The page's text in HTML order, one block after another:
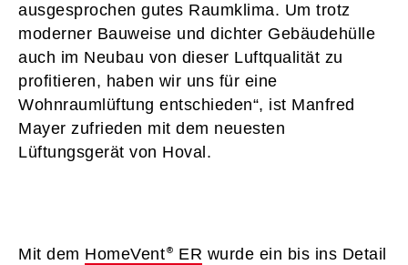
ausgesprochen gutes Raumklima. Um trotz
moderner Bauweise und dichter Gebäudehülle
auch im Neubau von dieser Luftqualität zu
profitieren, haben wir uns für eine
Wohnraumlüftung entschieden“, ist Manfred
Mayer zufrieden mit dem neuesten
Lüftungsgerät von Hoval.
Mit dem HomeVent ER wurde ein bis ins Detail